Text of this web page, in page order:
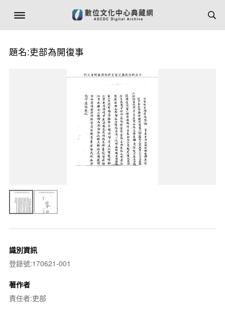
題名:吏部為開復事
識別資訊
登錄號:170621-001
著作者
責任者:吏部